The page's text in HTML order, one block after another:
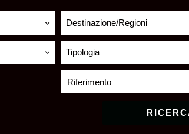
Destinazione/Regioni
Tipologia